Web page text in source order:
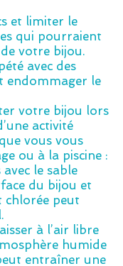
et limiter le
qui pourraient
votre bijou.
avec des
endommager le
votre bijou lors
activité
vous vous
ou à la piscine :
le sable
du bijou et
chlorée peut
à l’air libre
humide
entraîner une